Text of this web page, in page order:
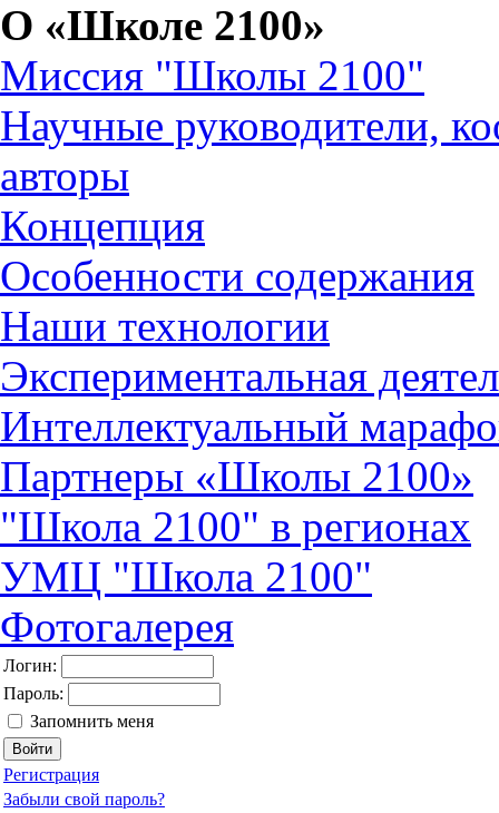
О «Школе 2100»
Миссия "Школы 2100"
Научные руководители,
авторы
Концепция
Особенности содержания
Наши технологии
Экспериментальная
Интеллектуальный
Партнеры «Школы 2100»
"Школа 2100" в регионах
УМЦ "Школа 2100"
Фотогалерея
Логин:
Пароль:
Запомнить меня
Регистрация
Забыли свой пароль?